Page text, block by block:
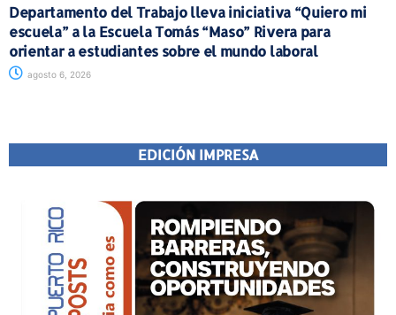
Departamento del Trabajo lleva iniciativa “Quiero mi
escuela” a la Escuela Tomás “Maso” Rivera para
orientar a estudiantes sobre el mundo laboral
agosto 6, 2026
EDICIÓN IMPRESA